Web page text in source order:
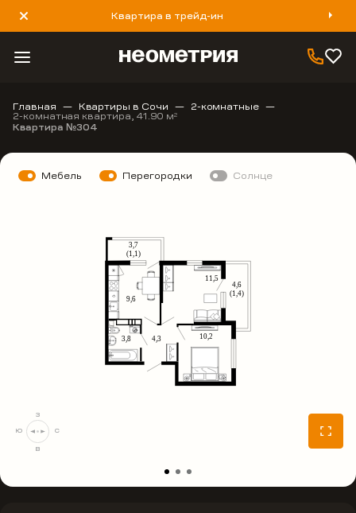
Квартира в трейд-ин
8 800 777 40 93
Главная Квартиры в Сочи 2-комнатные
2-комнатная квартира, 41.90 м2
Квартира №304
Мебель Перегородки Солнце
С
В
Ю
З